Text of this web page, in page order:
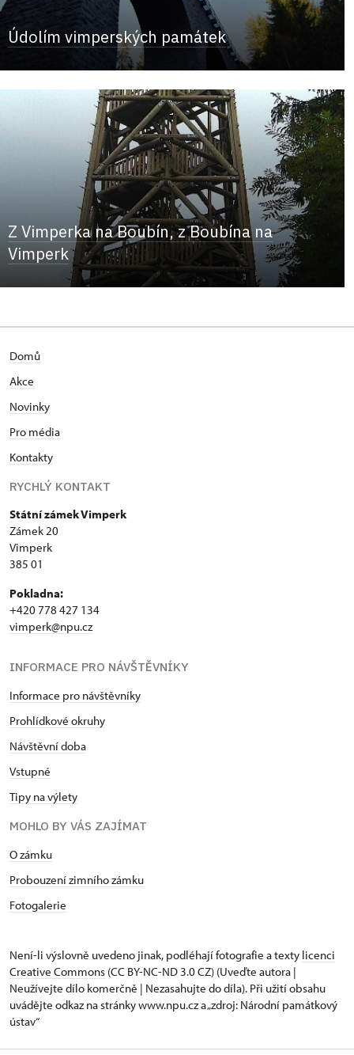
Údolím vimperských památek
Z Vimperka na Boubín, z Boubína na
Vimperk
Domů
Akce
Novinky
Pro média
Kontakty
RYCHLÝ KONTAKT
Státní zámek Vimperk
Zámek 20
Vimperk
385 01
Pokladna:
+420 778 427 134
vimperk@npu.cz
INFORMACE PRO NÁVŠTĚVNÍKY
Informace pro návštěvníky
Prohlídkové okruhy
Návštěvní doba
Vstupné
Tipy na výlety
MOHLO BY VÁS ZAJÍMAT
O zámku
Probouzení zimního zámku
Fotogalerie
Není-li výslovně uvedeno jinak, podléhají fotografie a texty licenci
Creative Commons (CC BY-NC-ND 3.0 CZ) (Uveďte autora |
Neužívejte dílo komerčně | Nezasahujte do díla). Při užití obsahu
uvádějte odkaz na stránky www.npu.cz a „zdroj: Národní památkový
ústav“